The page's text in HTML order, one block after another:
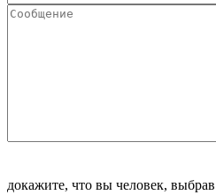
докажите, что вы человек, выбрав